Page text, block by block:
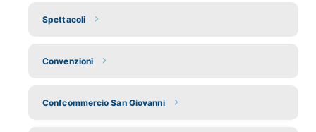
Spettacoli
Convenzioni
Confcommercio San Giovanni